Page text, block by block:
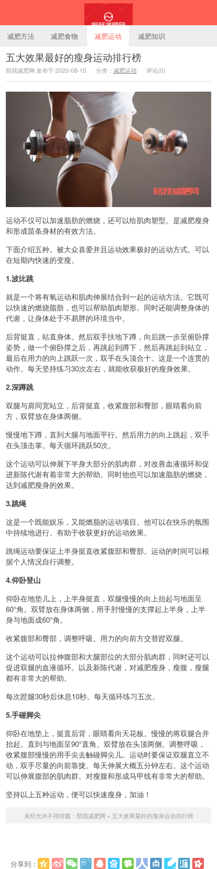
陪我减肥网
减肥方法 减肥食物 减肥运动 减肥知识
五大效果最好的瘦身运动排行榜
陪我减肥网 发布于 2020-08-15 分类： 减肥运动 评论(0)
运动不仅可以加速脂肪的燃烧，还可以给肌肉塑型。是减肥瘦身
和形成苗条身材的有效方法。
下面介绍五种。被大众喜爱并且运动效果极好的运动方式。可以
在短期内快速的变瘦。
1.波比跳
就是一个将有氧运动和肌肉伸展结合到一起的运动方法。它既可
以快速的燃烧脂肪，也可以帮助肌肉塑形。同时还能调整身体的
代谢，让身体处于不易胖的环境当中。
后背挺直，站直身体。然后双手扶地下蹲，向后跳一步至俯卧撑
姿势，做一个俯卧撑之后，再跳起到蹲下，然后再跳起到站立，
最后在用力的向上跳跃一次，双手在头顶合十。这是一个连贯的
动作。每天坚持练习30次左右，就能收获极好的瘦身效果。
2.深蹲跳
双腿与肩同宽站立，后背挺直，收紧腹部和臀部，眼睛看向前
方，双臂放在身体两侧。
慢慢地下蹲，直到大腿与地面平行。然后用力的向上跳起，双手
在头顶击掌。每天循环跳跃50次。
这个运动可以伸展下半身大部分的肌肉群，对改善血液循环和促
进新陈代谢有着非常大的帮助。同时他也可以加速脂肪的燃烧，
达到减肥瘦身的效果。
3.跳绳
这是一个既能娱乐，又能燃脂的运动项目。他可以在快乐的氛围
中持续地进行。有助于收获更好的运动效果。
跳绳运动要保证上半身挺直收紧腹部和臀部。运动的时间可以根
据个人情况自行调整。
4.仰卧登山
仰卧在地垫儿上，上半身挺直，双腿慢慢的向上抬起与地面呈
60°角。双臂放在身体两侧，用手肘慢慢的支撑起上半身，上半
身与地面成60°角。
收紧腹部和臀部，调整呼吸。用力的向前方交替蹬双腿。
这个运动可以拉伸腹部和大腿部位的大部分肌肉群，同时还可以
促进双腿的血液循环。以及新陈代谢，对减肥瘦身，瘦腹，瘦腿
都有非常大的帮助。
每次蹬腿30秒后休息10秒。每天循环练习五次。
5.手碰脚尖
仰卧在地垫上，挺直后背，眼睛看向天花板。慢慢的将双腿合并
抬起。直到与地面呈90°直角。双臂放在头顶两侧。调整呼吸，
收紧腹部慢慢的用手尖去触碰脚尖儿。运动时要保证双腿直立不
动，双手尽量的向前靠拢。每天伸展大概五分钟左右。这个运动
可以伸展腹部的肌肉群。对瘦腹和形成马甲线有非常大的帮助。
坚持以上五种运动，便可以快速瘦身，加油！
未经允许不得转载： 陪我减肥网 » 五大效果最好的瘦身运动排行榜
分享到：